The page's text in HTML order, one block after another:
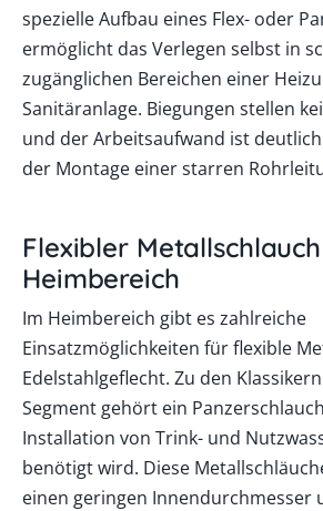
spezielle Aufbau eines Flex- oder
ermöglicht das Verlegen selbst in
zugänglichen Bereichen einer
Sanitäranlage. Biegungen stellen
und der Arbeitsaufwand ist
der Montage einer starren
Flexibler
Heimbereich
Im Heimbereich gibt es zahlreiche
Einsatzmöglichkeiten für flexible
Edelstahlgeflecht. Zu den
Segment gehört ein
Installation von Trink- und
benötigt wird. Diese
einen geringen Innendurchmesser